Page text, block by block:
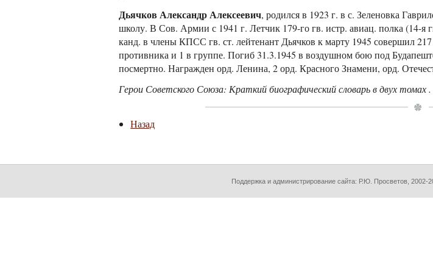
Дьячков Александр Алексеевич, родился в 1923 г. в с. Зеленовка
школу. В Сов. Армии с 1941 г. Летчик 179-го гв. истр. авиац. полка (14-я
канд. в члены КПСС гв. ст. лейтенант Дьячков к марту 1945 совершил
противника и 1 в группе. Погиб 31.3.1945 в воздушном бою под
посмертно. Награжден орд. Ленина, 2 орд. Красного Знамени, орд.
Герои Советского Союза: Краткий биографический словарь в двух томах
Назад
Поддержка и администрирование сайта: Р.Ю. Просветов, 2002-